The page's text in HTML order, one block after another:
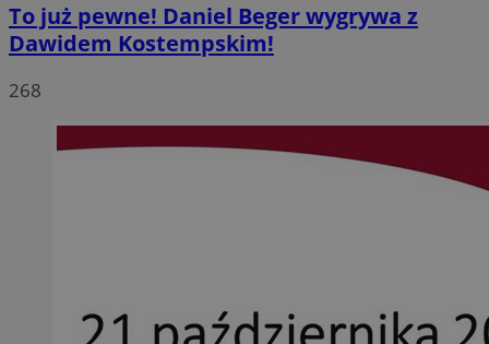
To już pewne! Daniel Beger wygrywa z
Dawidem Kostempskim!
268